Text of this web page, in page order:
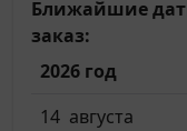
Ближайшие
заказ:
2026 год
14 августа